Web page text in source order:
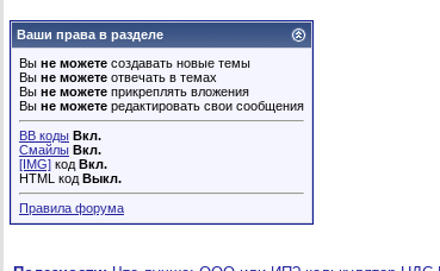
Ваши права в разделе
Вы не можете создавать новые темы
Вы не можете отвечать в темах
Вы не можете прикреплять вложения
Вы не можете редактировать свои сообщения
BB коды Вкл.
Смайлы Вкл.
[IMG] код Вкл.
HTML код Выкл.
Правила форума